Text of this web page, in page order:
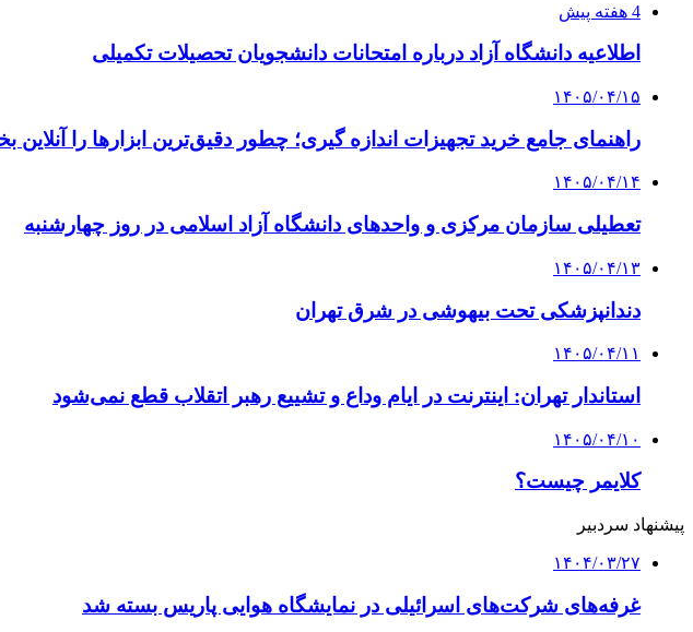
4 هفته پیش
اطلاعیه دانشگاه آزاد درباره امتحانات دانشجویان تحصیلات تکمیلی
۱۴۰۵/۰۴/۱۵
راهنمای جامع خرید تجهیزات اندازه گیری؛ چطور دقیق‌ترین ابزارها را آنلاین
۱۴۰۵/۰۴/۱۴
تعطیلی سازمان مرکزی و واحدهای دانشگاه آزاد اسلامی در روز چهارشنبه
۱۴۰۵/۰۴/۱۳
دندانپزشکی تحت بیهوشی در شرق تهران
۱۴۰۵/۰۴/۱۱
استاندار تهران: اینترنت در ایام وداع و تشییع رهبر اتقلاب قطع نمی‌شود
۱۴۰۵/۰۴/۱۰
کلایمر چیست؟
پیشنهاد سردبیر
۱۴۰۴/۰۳/۲۷
غرفه‌های شرکت‌های اسرائیلی در نمایشگاه هوایی پاریس بسته شد